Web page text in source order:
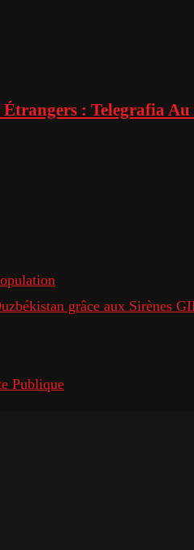
: Telegrafia
grâce aux Sirènes
Publique